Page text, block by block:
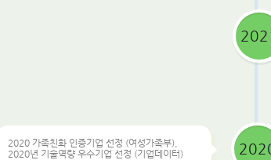
2020 가족친화 인증기업 선정 (여성가족부),
2020년 기술역량 우수기업 선정 (기업데이터)